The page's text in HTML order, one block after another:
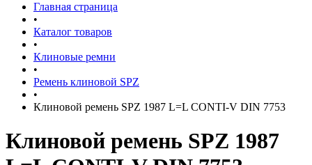
Главная страница
•
Каталог товаров
•
Клиновые ремни
•
Ремень клиновой SPZ
•
Клиновой ремень SPZ 1987 L=L CONTI-V DIN 7753
Клиновой ремень SPZ 1987